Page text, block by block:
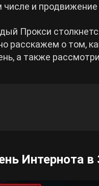
числе и
Прокси
расскажем о том,
а также
Интернота